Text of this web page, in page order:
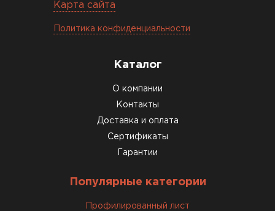
Карта сайта
Политика конфиденциальности
Каталог
О компании
Контакты
Доставка и оплата
Сертификаты
Гарантии
Популярные категории
Профилированный лист
ПЕРЕЙТИ